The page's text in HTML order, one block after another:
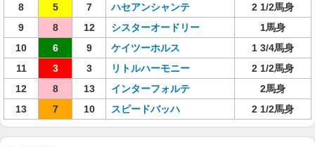
8
5 7 ハセアンシャンテ
2 1/2馬身
9
8 12 シスターオードリー
1馬身
10
6 9 ケイツーホルス
1 3/4馬身
11
3 3 リトルハーモニー
2 1/2馬身
12
8 13 インターフォルテ
2馬身
13
7 10 スピードバッハ 2 1/2馬身